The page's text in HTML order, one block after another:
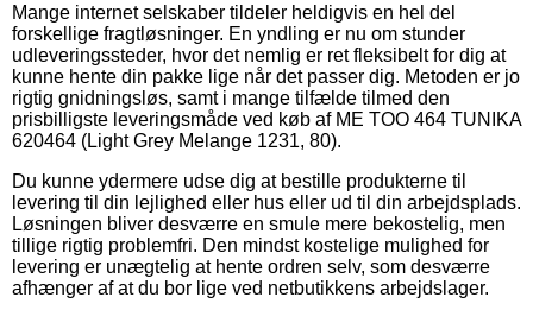
Mange internet selskaber tildeler heldigvis en hel del
forskellige fragtløsninger. En yndling er nu om stunder
udleveringssteder, hvor det nemlig er ret fleksibelt for dig at
kunne hente din pakke lige når det passer dig. Metoden er jo
rigtig gnidningsløs, samt i mange tilfælde tilmed den
prisbilligste leveringsmåde ved køb af ME TOO 464 TUNIKA
620464 (Light Grey Melange 1231, 80).
Du kunne ydermere udse dig at bestille produkterne til
levering til din lejlighed eller hus eller ud til din arbejdsplads.
Løsningen bliver desværre en smule mere bekostelig, men
tillige rigtig problemfri. Den mindst kostelige mulighed for
levering er unægtelig at hente ordren selv, som desværre
afhænger af at du bor lige ved netbutikkens arbejdslager.